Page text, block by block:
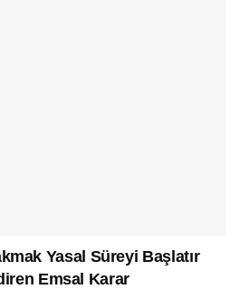
Yasal Süreyi Başlatır
Emsal Karar